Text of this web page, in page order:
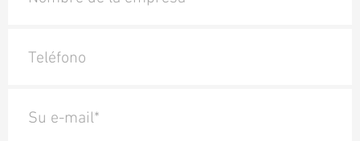
Teléfono
Su e-mail*